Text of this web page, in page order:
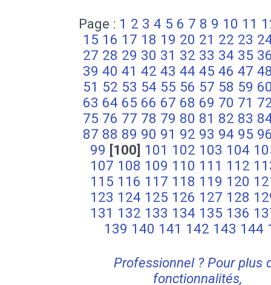
Page : 1 2 3 4 5 6 7 8 9 10 11
15 16 17 18 19 20 21 22 23
27 28 29 30 31 32 33 34 35
39 40 41 42 43 44 45 46 47
51 52 53 54 55 56 57 58 59
63 64 65 66 67 68 69 70 71
75 76 77 78 79 80 81 82 83
87 88 89 90 91 92 93 94 95
99 [100] 101 102 103 104
107 108 109 110 111 112
115 116 117 118 119 120
123 124 125 126 127 128
131 132 133 134 135 136
139 140 141 142 143 144
Professionnel ? Pour plus
fonctionnalités,